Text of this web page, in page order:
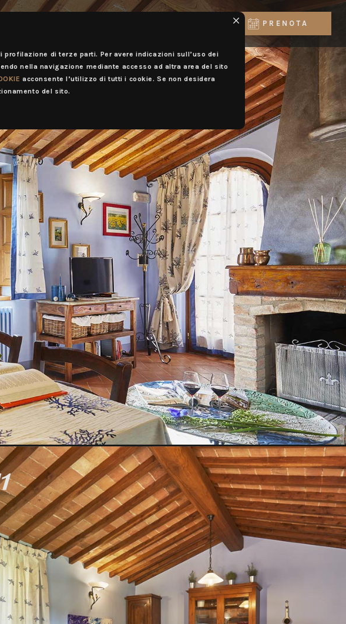
di terze parti. Per avere indicazioni sull’uso dei
nella navigazione mediante accesso ad altra area del sito
acconsente l’utilizzo di tutti i cookie. Se non desidera
del sito.
PRENOTA